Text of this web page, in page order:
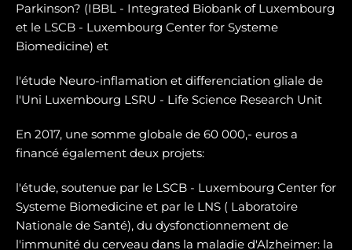
Parkinson? (IBBL - Integrated Biobank of Luxembourg
et le LSCB - Luxembourg Center for Systeme
Biomedicine) et
l'étude Neuro-inflamation et differenciation gliale de
l'Uni Luxembourg LSRU - Life Science Research Unit
En 2017, une somme globale de 60 000,- euros a
financé également deux projets:
l'étude, soutenue par le LSCB - Luxembourg Center for
Systeme Biomedicine et par le LNS ( Laboratoire
Nationale de Santé), du dysfonctionnement de
l'immunité du cerveau dans la maladie d'Alzheimer: la